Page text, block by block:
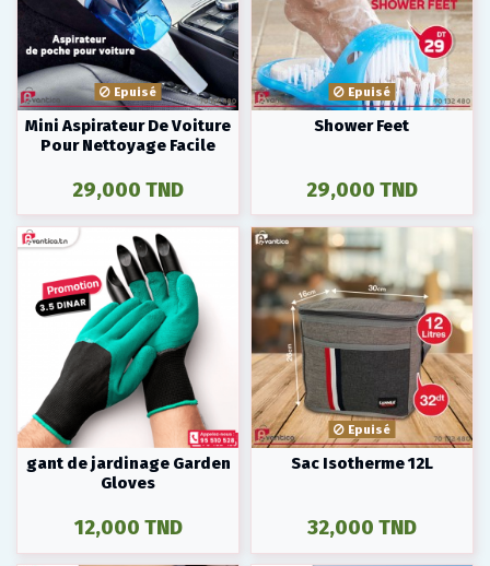
Epuisé
Mini Aspirateur De Voiture
Pour Nettoyage Facile
29,000 TND
Epuisé
Shower Feet
29,000 TND
gant de jardinage Garden
Gloves
12,000 TND
Epuisé
Sac Isotherme 12L
32,000 TND